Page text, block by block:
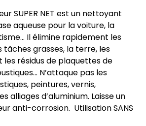
SUPER NET est un nettoyant
aqueuse pour la voiture, la
Il élimine rapidement les
tâches grasses, la terre, les
les résidus de plaquettes de
N’attaque pas les
peintures, vernis,
alliages d’aluminium. Laisse un
anti-corrosion. Utilisation SANS